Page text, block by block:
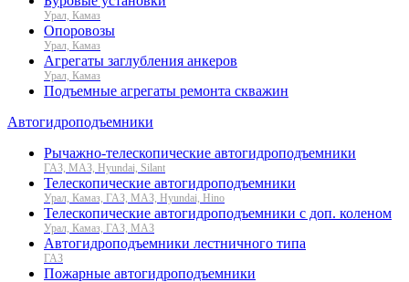
Урал, Камаз
Опоровозы
Урал, Камаз
Агрегаты заглубления анкеров
Урал, Камаз
Подъемные агрегаты ремонта скважин
Автогидроподъемники
Рычажно-телескопические автогидроподъемники
ГАЗ, МАЗ, Hyundai, Silant
Телескопические автогидроподъемники
Урал, Камаз, ГАЗ, МАЗ, Hyundai, Hino
Телескопические автогидроподъемники с доп. коленом
Урал, Камаз, ГАЗ, МАЗ
Автогидроподъемники лестничного типа
ГАЗ
Пожарные автогидроподъемники